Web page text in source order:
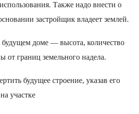
Также надо внести о
застройщик владеет землей.
доме — высота, количество
от границ земельного надела.
будущее строение, указав его
участке